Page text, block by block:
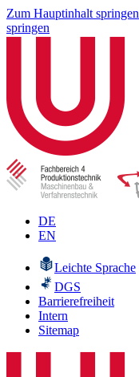
Zum Hauptinhalt springen
springen
DE
EN
Leichte Sprache
DGS
Barrierefreiheit
Intern
Sitemap